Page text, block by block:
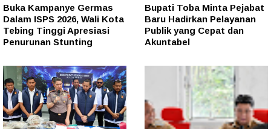
Buka Kampanye Germas
Dalam ISPS 2026, Wali Kota
Tebing Tinggi Apresiasi
Penurunan Stunting
Bupati Toba Minta Pejabat
Baru Hadirkan Pelayanan
Publik yang Cepat dan
Akuntabel